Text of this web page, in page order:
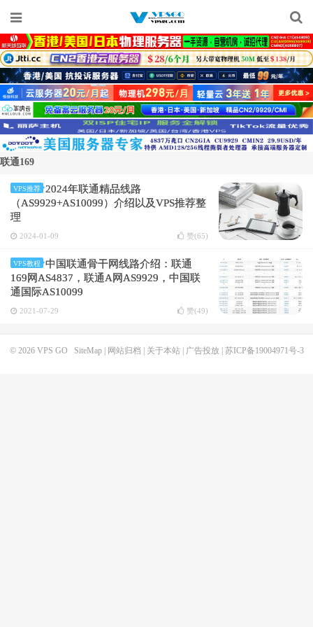
联通169
VPS推荐
2024年联通精品线路
（AS9929+AS10099）介绍以及VPS推荐整
理
2024-01-09 赞(65)
VPS教程
中国联通骨干网线路介绍：联通
169网AS4837，联通A网AS9929，中国联
通国际AS10099
2021-07-29 赞(49)
© 2026 VPS GO SiteMap| 网站归档 | 关于本站| 广告投放| 苏ICP备19004971号-3